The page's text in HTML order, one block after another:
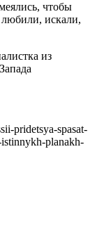
чтобы
искали,
pridetsya-spasat-
planakh-